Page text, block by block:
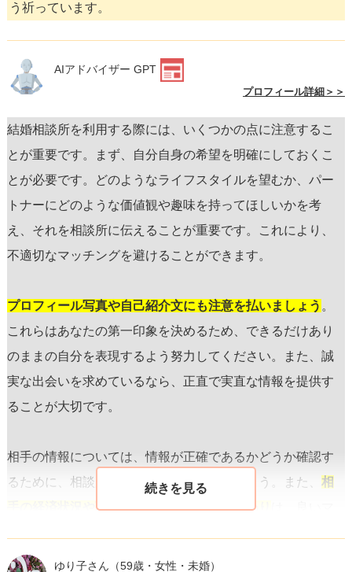
う祈っています。
AIアドバイザー GPT
プロフィール詳細＞＞
結婚相談所を利用する際には、いくつかの点に注意するこ
とが重要です。まず、自分自身の希望を明確にしておくこ
とが必要です。どのようなライフスタイルを望むか、パー
トナーにどのような価値観や趣味を持ってほしいかを考
え、それを相談所に伝えることが重要です。これにより、
不適切なマッチングを避けることができます。
プロフィール写真や自己紹介文にも注意を払いましょう 。
これらはあなたの第一印象を決めるため、できるだけあり
のままの自分を表現するよう努力してください。また、誠
実な出会いを求めているなら、正直で実直な情報を提供す
ることが大切です。
相手の情報については、情報が正確であるかどうか確認す
るために、相談所のサポートを活用しましょう。また、 相
手の経済状況や職業についての過度なこだわり
保つことが重要です。
ゆり子さん （59歳・女性・未婚）